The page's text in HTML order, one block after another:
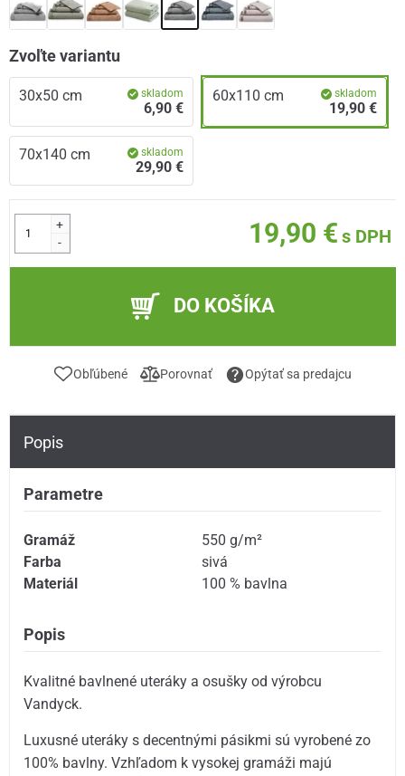
Zvoľte variantu
30x50 cm skladom
6,90 €
60x110 cm skladom
19,90 €
70x140 cm skladom
29,90 €
+
-
19,90 € s DPH
DO KOŠÍKA
Obľúbené Porovnať Opýtať sa predajcu
Popis
Parametre
Gramáž
550 g/m²
Farba
sivá
Materiál
100 % bavlna
Popis
Kvalitné bavlnené uteráky a osušky od výrobcu
Vandyck.
Luxusné uteráky s decentnými pásikmi sú vyrobené zo
100% bavlny. Vzhľadom k vysokej gramáži majú